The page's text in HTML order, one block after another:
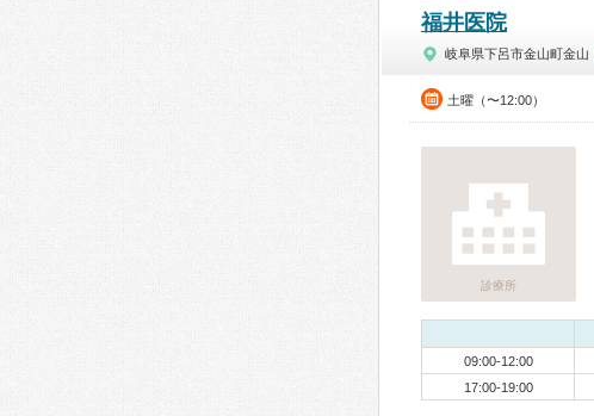
福井医院
岐阜県下呂市金山町金山
土曜（〜12:00）
診療所
09:00-12:00
17:00-19:00